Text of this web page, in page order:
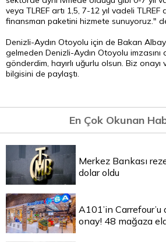
veya TLREF artı 1,5, 7-12 yıl vadeli TLREF
finansman paketini hizmete sunuyoruz."
Denizli-Aydın Otoyolu için de Bakan
gelmeden Denizli-Aydın Otoyolu imzasını
gönderdim, hayırlı uğurlu olsun. Biz onayı
bilgisini de paylaştı.
En Çok Okunan
Merkez Bankası
dolar oldu
A101’in Carrefour’u
onay! 48 mağaza